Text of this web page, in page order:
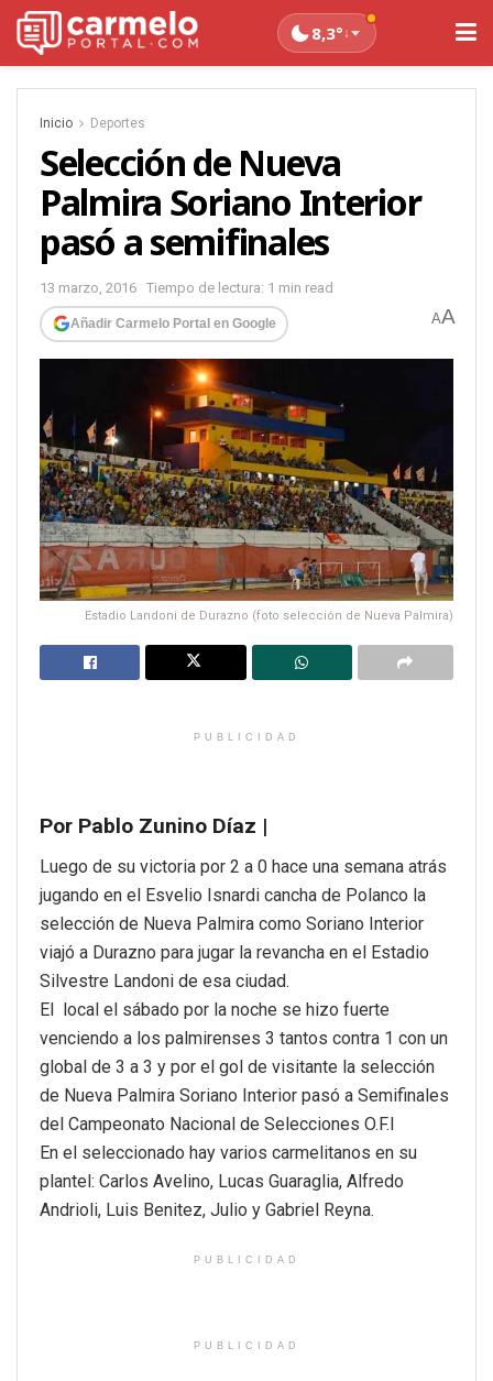
8,3°↓
Inicio Deportes
Selección de Nueva
Palmira Soriano Interior
pasó a semifinales
13 marzo, 2016 Tiempo de lectura: 1 min read
Añadir Carmelo Portal en Google AA
Estadio Landoni de Durazno (foto selección de Nueva Palmira)
PUBLICIDAD
Por Pablo Zunino Díaz |
Luego de su victoria por 2 a 0 hace una semana atrás
jugando en el Esvelio Isnardi cancha de Polanco la
selección de Nueva Palmira como Soriano Interior
viajó a Durazno para jugar la revancha en el Estadio
Silvestre Landoni de esa ciudad.
El local el sábado por la noche se hizo fuerte
venciendo a los palmirenses 3 tantos contra 1 con un
global de 3 a 3 y por el gol de visitante la selección
de Nueva Palmira Soriano Interior pasó a Semifinales
del Campeonato Nacional de Selecciones O.F.I
En el seleccionado hay varios carmelitanos en su
plantel: Carlos Avelino, Lucas Guaraglia, Alfredo
Andrioli, Luis Benitez, Julio y Gabriel Reyna.
PUBLICIDAD
PUBLICIDAD